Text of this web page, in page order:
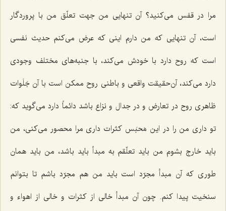
مرا در قفس می‌كنید؟ آن تنهایی من جهت تعلّق من با پروردگار
است، آن تنهایی كه من دارم اینی كه عرض می‌كنم حدیث نفسی
است كه روح دارد با خودش می‌كند، با جنبه‌های مختلف وجودی
دارد می‌كند، آن‌حقیقت واقعی و باطنی روح ممكن است با آن جَلَوات
ظاهری روح در تعارض و در جدال و نزاع باشد دائماً دارد می‌گوید كه:
تو داری من را در این مَحبَس كثرات داری مرا محصور می‌كنی، من
باید خارج بشوم من باید تعلّقم به مبدأ باید باشد، من باید همان
طوری كه آن مبدأ مجرّد است باید من هم مجرّد باشم تا بتوانم
سنخیت پیدا كنم. چون آن مبدأ خالی از كثرات و خالی از اهواء و